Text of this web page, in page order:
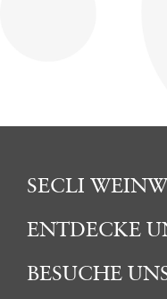
SECLI
ENTDECKE
BESUCHE